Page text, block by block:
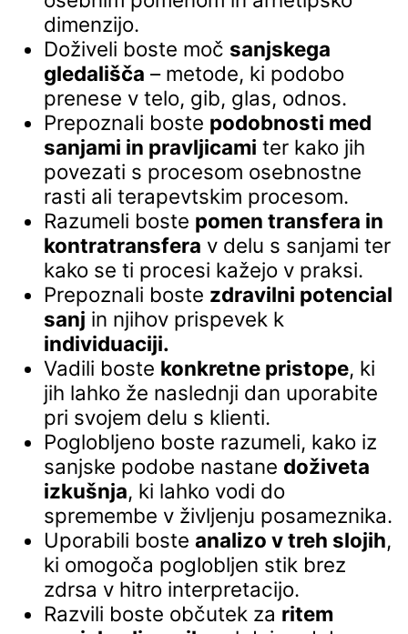
dimenzijo.
Doživeli boste moč sanjskega
gledališča – metode, ki podobo
prenese v telo, gib, glas, odnos.
Prepoznali boste podobnosti med
sanjami in pravljicami ter kako jih
povezati s procesom osebnostne
rasti ali terapevtskim procesom.
Razumeli boste pomen transfera in
kontratransfera v delu s sanjami ter
kako se ti procesi kažejo v praksi.
Prepoznali boste zdravilni potencial
sanj in njihov prispevek k
individuaciji.
Vadili boste konkretne pristope, ki
jih lahko že naslednji dan uporabite
pri svojem delu s klienti.
Poglobljeno boste razumeli, kako iz
sanjske podobe nastane doživeta
izkušnja, ki lahko vodi do
spremembe v življenju posameznika.
Uporabili boste analizo v treh slojih,
ki omogoča poglobljen stik brez
zdrsa v hitro interpretacijo.
Razvili boste občutek za ritem